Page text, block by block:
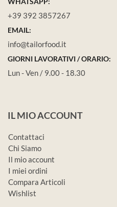
+39 392 3857267
EMAIL:
info@tailorfood.it
GIORNI LAVORATIVI / ORARIO:
Lun - Ven / 9.00 - 18.30
IL MIO ACCOUNT
Contattaci
Chi Siamo
Il mio account
I miei ordini
Compara Articoli
Wishlist